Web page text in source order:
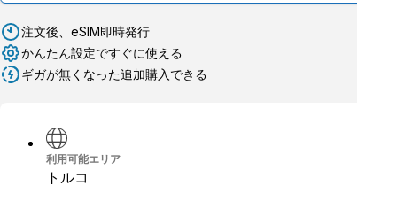
注文後、eSIM即時発行
かんたん設定ですぐに使える
ギガが無くなった追加購入できる
利用可能エリア
トルコ